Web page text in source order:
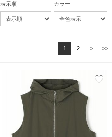
表示順 カラー
1 2 > >>